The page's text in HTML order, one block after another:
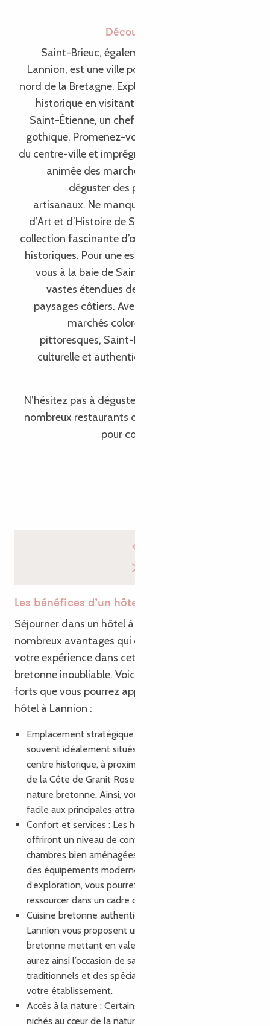
Découverte de Saint-Brieuc 🏰
Saint-Brieuc, également située à proximité de
Lannion, est une ville portuaire animée de la côte
nord de la Bretagne. Explorez son riche patrimoine
historique en visitant la magnifique cathédrale
Saint-Étienne, un chef-d’œuvre de l’architecture
gothique. Promenez-vous dans les ruelles pavées
du centre-ville et imprégnez-vous de l’atmosphère
animée des marchés locaux, où vous pourrez
déguster des produits régionaux frais et
artisanaux. Ne manquez pas de visiter le musée
d’Art et d’Histoire de Saint-Brieuc, qui abrite une
collection fascinante d’œuvres d’art et d’artefacts
historiques. Pour une escapade naturelle, rendez-
vous à la baie de Saint-Brieuc, réputée pour ses
vastes étendues de sable et ses magnifiques
paysages côtiers. Avec ses sites historiques, ses
marchés colorés et ses paysages côtiers
pittoresques, Saint-Brieuc offre une escapade
culturelle et authentique à seulement quelques
N’hésitez pas à déguster la cuisine locale dans les
nombreux restaurants du centre-ville de Lannion,
pour compléter votre expérience.
Les bénéfices d’un hôtel à Lannion
Séjourner dans un hôtel à Lannion présente de
nombreux avantages qui contribueront à rendre
votre expérience dans cette magnifique ville
bretonne inoubliable. Voici quelques-uns des points
forts que vous pourrez apprécier en choisissant un
hôtel à Lannion :
Emplacement stratégique : Les hôtels à Lannion sont
souvent idéalement situés, que ce soit au cœur du
centre historique, à proximité des plages pittoresques
de la Côte de Granit Rose ou nichés au milieu de la
nature bretonne. Ainsi, vous bénéficierez d’un accès
facile aux principales attractions de la région.
Confort et services : Les hôtels de Lannion vous
offriront un niveau de confort élevé, avec des
chambres bien aménagées, un service attentionné et
des équipements modernes. Après une journée
d’exploration, vous pourrez vous détendre et vous
ressourcer dans un cadre confortable.
Cuisine bretonne authentique : De nombreux hôtels à
Lannion vous proposent une délicieuse cuisine
bretonne mettant en valeur les produits locaux. Vous
aurez ainsi l’occasion de savourer des plats
traditionnels et des spécialités régionales sans quitter
votre établissement.
Accès à la nature : Certains hôtels à Lannion sont
nichés au cœur de la nature, offrant un cadre paisible